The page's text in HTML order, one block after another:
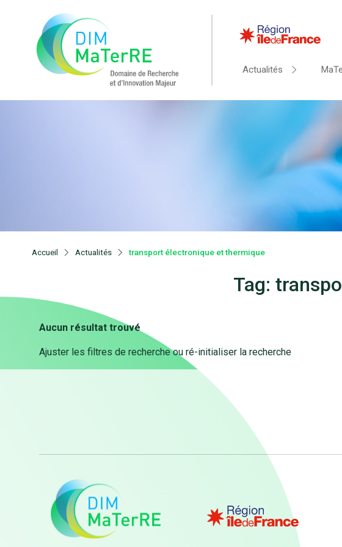
Actualités
Accueil Actualités transport électronique et thermique
Tag:
Aucun résultat trouvé
Ajuster les filtres de recherche ou ré-initialiser la recherche